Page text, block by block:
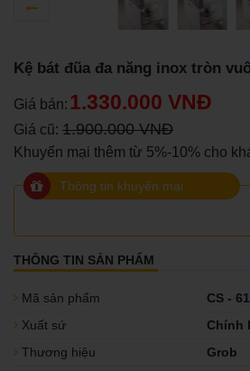
Kệ bát đũa đa năng inox tròn
Giá bán: 1.330.000 VNĐ
Giá cũ: 1.900.000 VNĐ
Khuyến mại thêm từ 5%-10% cho
Thông tin khuyến mại
THÔNG TIN SẢN PHẨM
Mã sản phẩm
CS - 61
Xuất sứ
Chính
Thương hiệu
Grob